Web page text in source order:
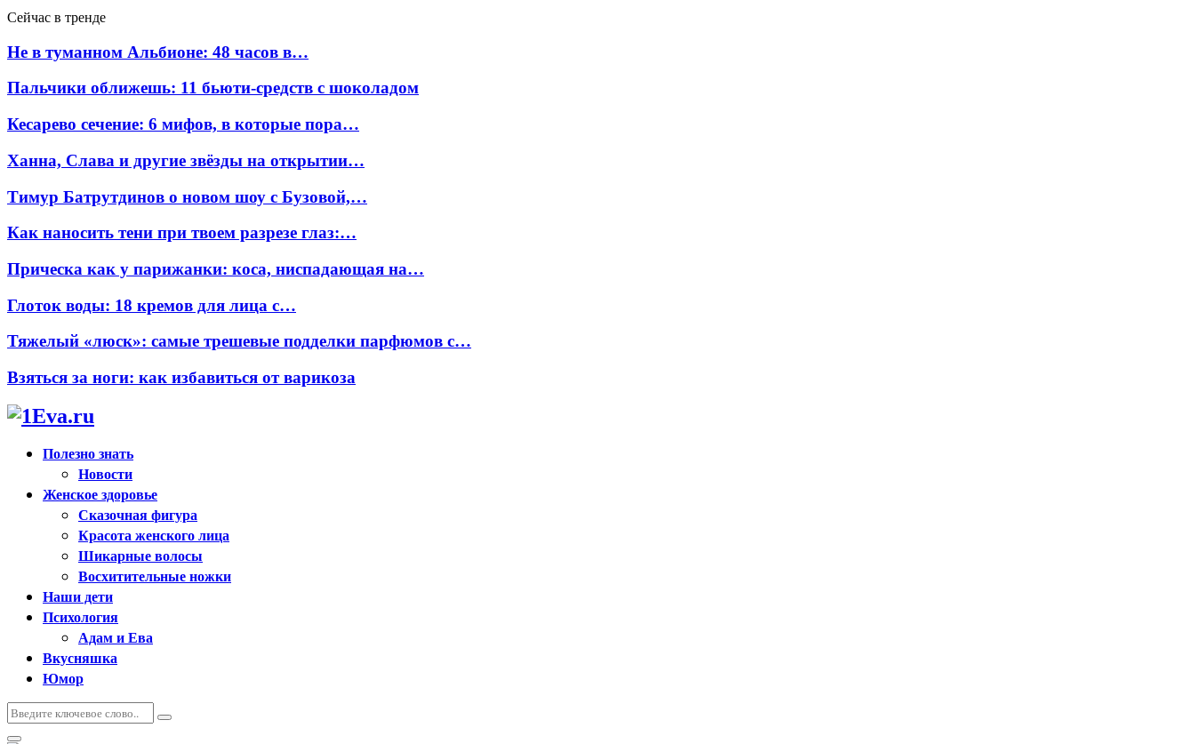
Сейчас в тренде
Не в туманном Альбионе: 48 часов в…
Пальчики оближешь: 11 бьюти-средств с шоколадом
Кесарево сечение: 6 мифов, в которые пора…
Ханна, Слава и другие звёзды на открытии…
Тимур Батрутдинов о новом шоу с Бузовой,…
Как наносить тени при твоем разрезе глаз:…
Прическа как у парижанки: коса, ниспадающая на…
Глоток воды: 18 кремов для лица с…
Тяжелый «люск»: самые трешевые подделки парфюмов с…
Взяться за ноги: как избавиться от варикоза
Полезно знать
Новости
Женское здоровье
Сказочная фигура
Красота женского лица
Шикарные волосы
Восхитительные ножки
Наши дети
Психология
Адам и Ева
Вкусняшка
Юмор
Искать:
Поиск